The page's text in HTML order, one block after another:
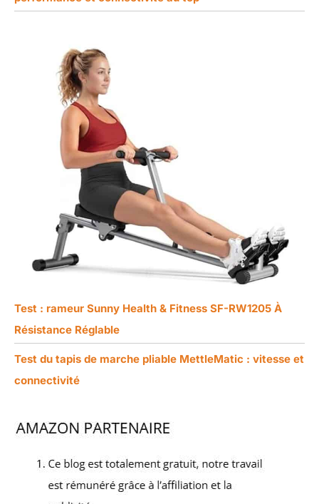
Test : rameur Sunny Health & Fitness SF-RW1205 À
Résistance Réglable
Test du tapis de marche pliable MettleMatic : vitesse et
connectivité